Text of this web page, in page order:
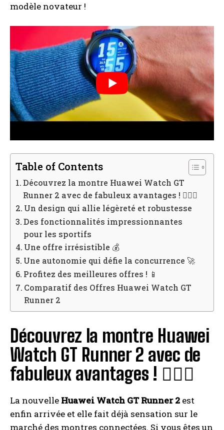
modèle novateur !
Table of Contents
Découvrez la montre Huawei Watch GT
Runner 2 avec de fabuleux avantages ! 🏃‍♂️✨
Un design qui allie légèreté et robustesse
Des fonctionnalités impressionnantes
pour les sportifs
Une offre irrésistible 💰
Une autonomie qui défie la concurrence 🚀
Profitez des meilleures offres ! 📱
Comparatif des Offres Huawei Watch GT
Runner 2
Découvrez la montre Huawei
Watch GT Runner 2 avec de
fabuleux avantages ! 🏃‍♂️✨
La nouvelle Huawei Watch GT Runner 2 est
enfin arrivée et elle fait déjà sensation sur le
marché des montres connectées. Si vous êtes un